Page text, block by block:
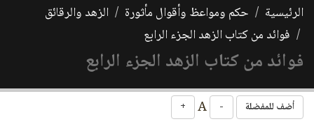
الرئيسية حكم ومواعظ وأقوال مأثورة
الزهد والرقائق
فوائد من كتاب الزهد الجزء الرابع
فوائد من كتاب الزهد الجزء الرابع
أضف للمفضلة -
+